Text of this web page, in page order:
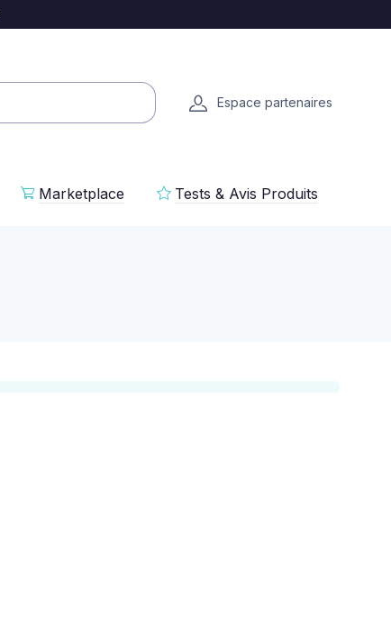
Espace partenaires
Marketplace Tests & Avis Produits